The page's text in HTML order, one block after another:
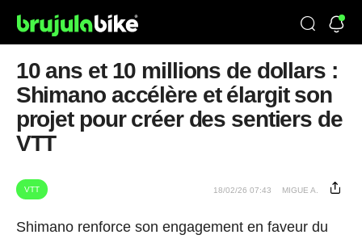
10 ans et 10 millions de dollars :
Shimano accélère et élargit son
projet pour créer des sentiers de
VTT
VTT 18/02/26 07:43 MIGUE A.
Shimano renforce son engagement en faveur du